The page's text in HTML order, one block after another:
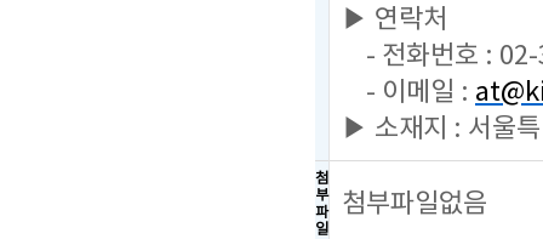
▶ 연락처
- 전화번호 :
- 이메일 :
▶ 소재지 : 서울
첨
부
파
일
첨부파일없음